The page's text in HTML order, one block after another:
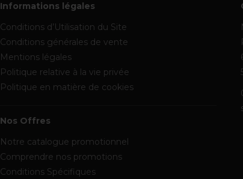
Informations légales
Conditions d’Utilisation du Site
Conditions générales de vente
Mentions légales
Politique relative à la vie privée
Politique en matière de cookies
Nos Offres
Notre catalogue promotionnel
Comprendre nos promotions
Conditions Spécifiques